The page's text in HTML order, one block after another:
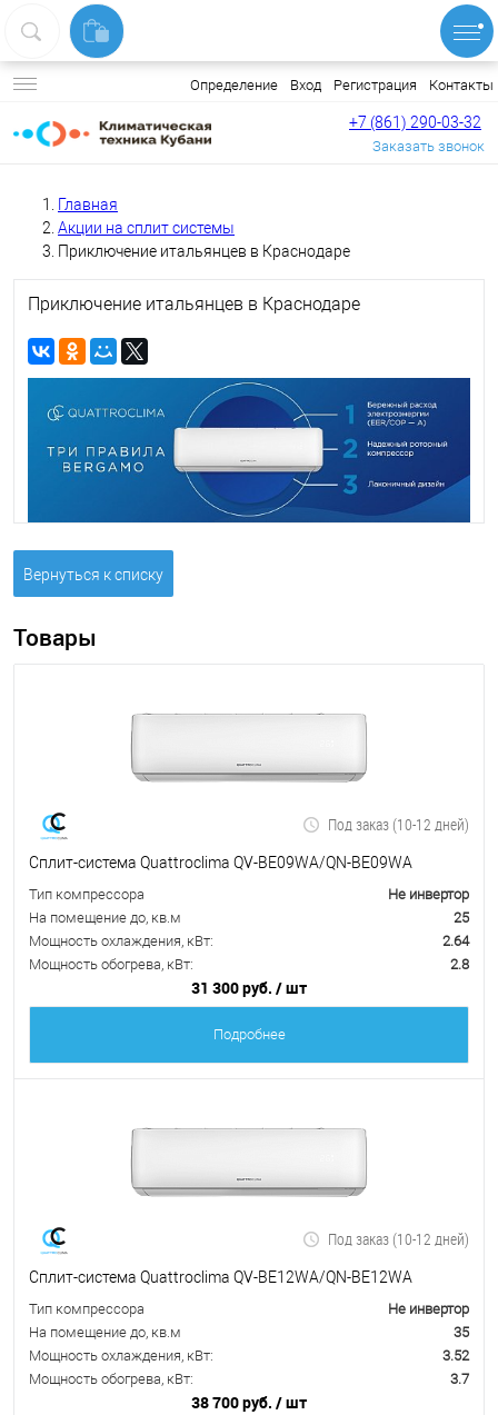
Определение Вход Регистрация Контакты
+7 (861) 290-03-32
Заказать звонок
Главная
Акции на сплит системы
Приключение итальянцев в Краснодаре
Приключение итальянцев в Краснодаре
Вернуться к списку
Товары
Под заказ (10-12 дней)
Сплит-система Quattroclima QV-BE09WA/QN-BE09WA
Тип компрессора
Не инвертор
На помещение до, кв.м
25
Мощность охлаждения, кВт:
2.64
Мощность обогрева, кВт:
2.8
31 300 руб. / шт
Подробнее
Под заказ (10-12 дней)
Сплит-система Quattroclima QV-BE12WA/QN-BE12WA
Тип компрессора
Не инвертор
На помещение до, кв.м
35
Мощность охлаждения, кВт:
3.52
Мощность обогрева, кВт:
3.7
38 700 руб. / шт